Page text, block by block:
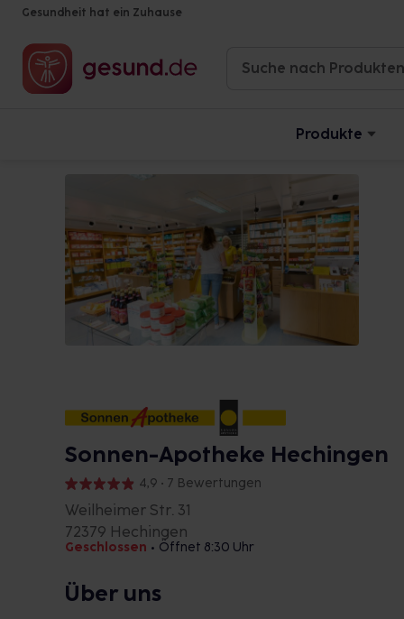
Gesundheit hat ein Zuhause
Produkte
Sonnen-Apotheke Hechingen
4,9 • 7 Bewertungen
Weilheimer Str. 31
72379 Hechingen
Geschlossen • Öffnet 8:30 Uhr
Über uns